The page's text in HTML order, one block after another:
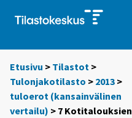
Etusivu > Tilastot >
Tulonjakotilasto > 2013 >
tuloerot (kansainvälinen
vertailu) > 7 Kotitalouksien